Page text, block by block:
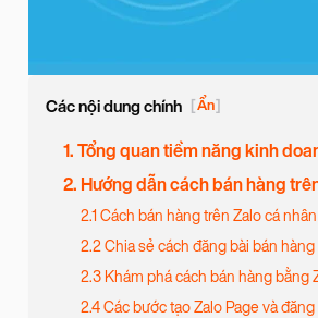
Các nội dung chính [Ẩn]
1. Tổng quan tiềm năng kinh
2. Hướng dẫn cách bán hàng
2.1 Cách bán hàng trên Zalo cá nhân
2.2 Chia sẻ cách đăng bài bán
2.3 Khám phá cách bán hàng bằng
2.4 Các bước tạo Zalo Page và